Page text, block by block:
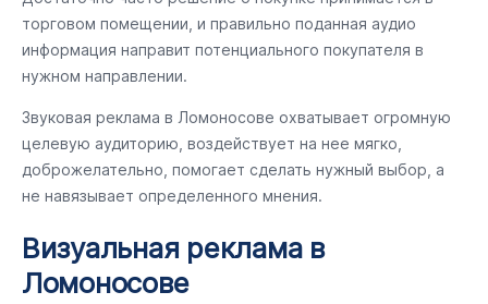
торговом помещении, и правильно поданная аудио
информация направит потенциального покупателя в
нужном направлении.
Звуковая реклама в Ломоносове охватывает огромную
целевую аудиторию, воздействует на нее мягко,
доброжелательно, помогает сделать нужный выбор, а
не навязывает определенного мнения.
Визуальная реклама в
Ломоносове